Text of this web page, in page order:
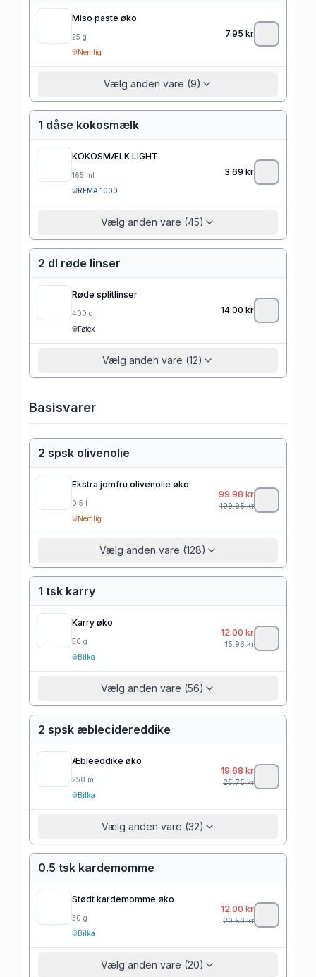
Miso paste øko
25 g
Nemlig
7.95 kr
Vælg anden vare (9)
1 dåse kokosmælk
KOKOSMÆLK LIGHT
165 ml
REMA 1000
3.69 kr
Vælg anden vare (45)
2 dl røde linser
Røde splitlinser
400 g
Føtex
14.00 kr
Vælg anden vare (12)
Basisvarer
2 spsk olivenolie
Ekstra jomfru olivenolie øko.
0.5 l
Nemlig
99.98 kr
199.95kr
Vælg anden vare (128)
1 tsk karry
Karry øko
50 g
Bilka
12.00 kr
15.96kr
Vælg anden vare (56)
2 spsk æblecidereddike
Æbleeddike øko
250 ml
Bilka
19.68 kr
25.75kr
Vælg anden vare (32)
0.5 tsk kardemomme
Stødt kardemomme øko
30 g
Bilka
12.00 kr
20.50kr
Vælg anden vare (20)